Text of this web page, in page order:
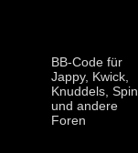
BB-Code für
Jappy, Kwick,
Knuddels, Spin
und andere
Foren